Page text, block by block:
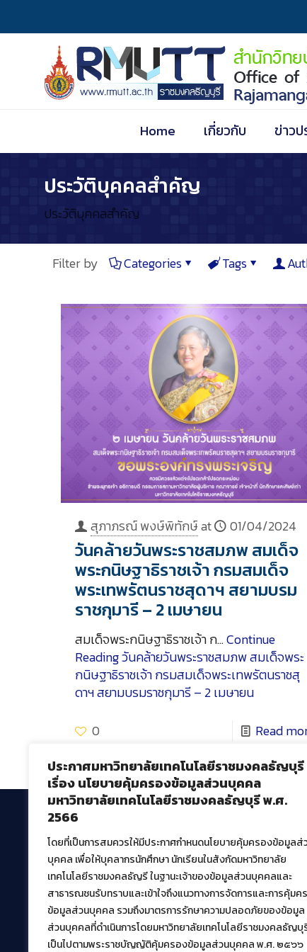
ประกาศมหาวิทยาลัยเทคโนโลยีราชมงคลธัญบุรี
เรื่อง นโยบายคุ้มครองข้อมูลส่วนบุคคล
มหาวิทยาลัยเทคโนโลยีราชมงคลธัญบุรี พ.ศ.
2566
โดยที่เป็นการสมควรให้มีประกาศกำหนดนโยบายคุ้มครองข้อมูลส่
บุคคล เพื่อให้บุคลากรนักศึกษา นักเรียนในสังกัดมหาวิทยาลัย
เทคโนโลยีราชมงคลธัญรี ในฐานะเจ้าของข้อมูลส่วนบุคคลและ
สาธารณชนรับทราบและเข้าใจถึงแนวทางการจัดการและการคุ้มค
ข้อมูลส่วนบุคคล รวมถึงมาตรการรักษาความปลอดภัยของข้อมูล
ส่วนบุคคลที่ดำเนินการโดยมหาวิทยาลัยเทคโนโลยีราชมงคลธัญบุ
เป็นไปตามพระราชบัญญัติคุ้มครองข้อมูลส่วนบุคคล พ.ศ. ๒๕๖๖
Home เกี่ยวกับ ข่าว
ประวัติบุคคลสำคัญ
ประวัติบุคคลสำคัญ
Filter by Categories Tags
สุภาภรณ์ พงษ์พิทักษ์at 01/04/2024
วันคล้ายวันพระราชสมภพ สมเด็จ
พระกนิษฐาธิราชเจ้า กรมสมเด็จ
พระเทพรัตนราชสุดาฯ สยามบรม
ราชกุมารี – 2 เมษายน
สมเด็จพระกนิษฐาธิราชเจ้า ก…Continue
Readingวันคล้ายวันพระราชสมภพ สมเด็จพระ
กนิษฐาธิราชเจ้า กรมสมเด็จพระเทพรัตนราชสุ
ดาฯ สยามบรมราชกุมารี – 2 เมษายน
0
Read
สำนักวิทยบริการและเทคโนโลยีสารสนเทศ
มหาวิทยาลัยเทคโนโลยีราชมงคลธัญบุรี
39 หมู่ที่ 1 ตำบลคลองหก อำเภอคลองหลวง จังหวัด
ปทุมธานี 12120
เผยแพร่ข้อมูลโดย.บุคลากร สวส.
สร้างและพัฒนาโดย.